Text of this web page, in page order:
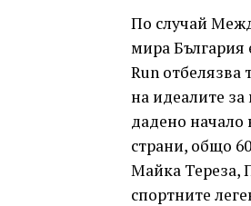
По случай
мира България
Run отбелязва
на идеалите
дадено
страни, общо
Майка Тереза,
спортните